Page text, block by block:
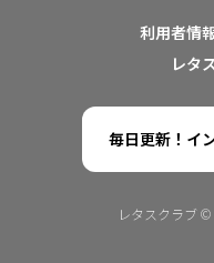
利用者情
レタ
毎日更新！イ
レタスクラブ ©